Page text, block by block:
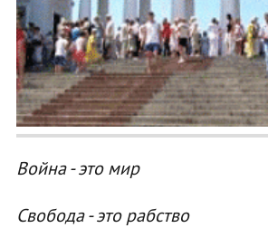
Война - это мир
Свобода - это рабство